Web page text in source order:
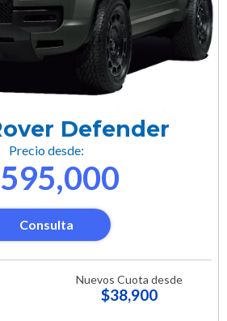
Defender
Precio desde:
Consulta
Nuevos Cuota desde
$38,900